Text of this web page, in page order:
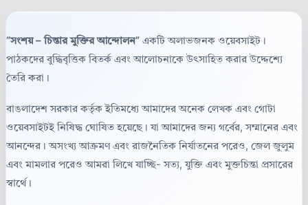
“সংশয় – চিন্তার মুক্তির আন্দোলন” একটি অলাভজনক ওয়েবসাইট।
পাঠকদের বুদ্ধিবৃত্তিক বিতর্ক এবং আলোচনাকে উৎসাহিত করার উদ্দেশ্যে
তৈরি করা।
বাঙলাদেশ সরকার কর্তৃক ইতিমধ্যে আমাদের অনেক লেখক এবং গোটা
ওয়েবসাইটই নিষিদ্ধ ঘোষিত হয়েছে। যা আমাদের জন্য গর্বের, সম্মানের এবং
আনন্দের। অসংখ্য আক্রমণ এবং রাজনৈতিক নির্যাতনের পরেও, জেল জুলুম
এবং মামলার পরেও আমরা লিখে যাচ্ছি- সত্য, যুক্তি এবং মুক্তচিন্তা প্রসারের
স্বার্থে।